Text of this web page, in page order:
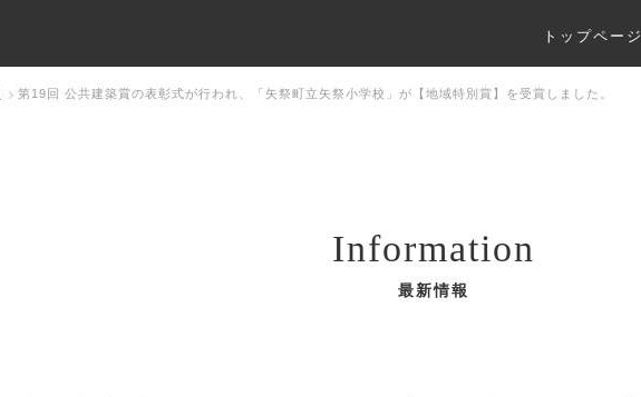
トップページ
第19回 公共建築賞の表彰式が行われ、「矢祭町立矢祭小学校」が【地域特別賞】を受賞しました。
Information
最新情報